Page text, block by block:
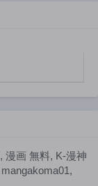
, 漫画 無料, K-漫神
mangakoma01,